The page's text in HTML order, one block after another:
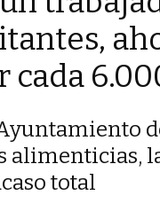
cada
alimenticias,
total